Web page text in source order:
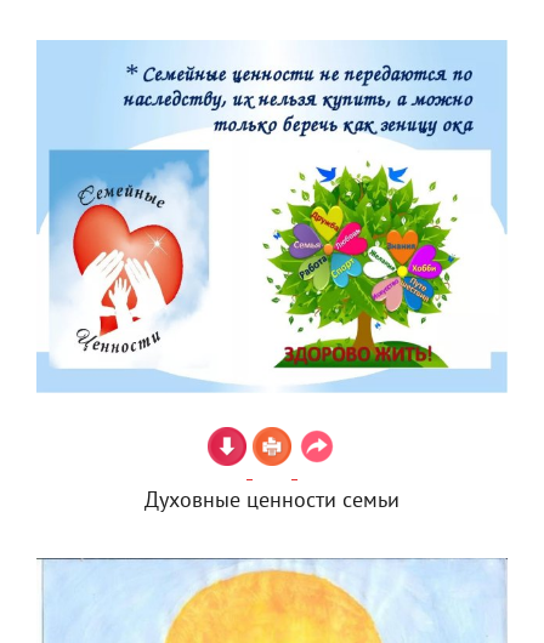
Духовные ценности семьи